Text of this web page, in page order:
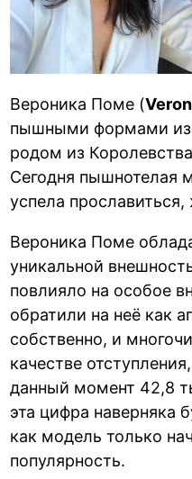
Вероника Поме (
пышными формами из
родом из
Сегодня пышнотелая
успела
Вероника Поме
уникальной
повлияло на особое
обратили на неё как
собственно, и
качестве
данный момент 42,8
эта цифра наверняка
как модель только
популярность.